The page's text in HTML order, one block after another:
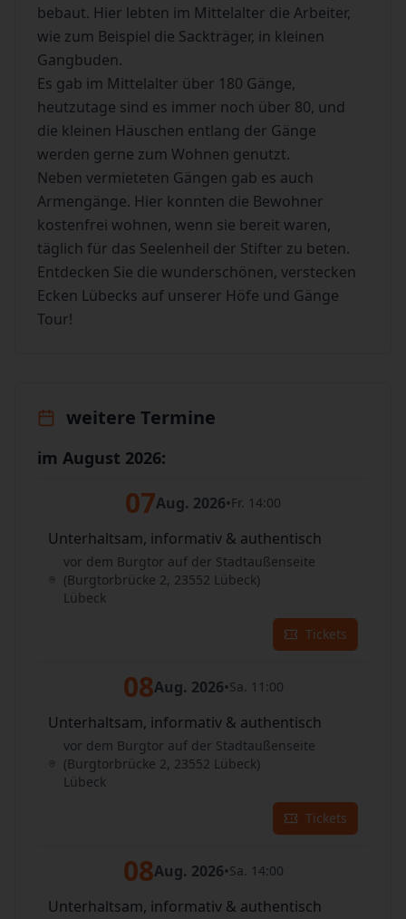
bebaut. Hier lebten im Mittelalter die Arbeiter,
wie zum Beispiel die Sackträger, in kleinen
Gangbuden.
Es gab im Mittelalter über 180 Gänge,
heutzutage sind es immer noch über 80, und
die kleinen Häuschen entlang der Gänge
werden gerne zum Wohnen genutzt.
Neben vermieteten Gängen gab es auch
Armengänge. Hier konnten die Bewohner
kostenfrei wohnen, wenn sie bereit waren,
täglich für das Seelenheil der Stifter zu beten.
Entdecken Sie die wunderschönen, verstecken
Ecken Lübecks auf unserer Höfe und Gänge
Tour!
weitere Termine
im August 2026:
07Aug. 2026•Fr. 14:00
Unterhaltsam, informativ & authentisch
vor dem Burgtor auf der Stadtaußenseite
(Burgtorbrücke 2, 23552 Lübeck)
Lübeck
Tickets
08Aug. 2026•Sa. 11:00
Unterhaltsam, informativ & authentisch
vor dem Burgtor auf der Stadtaußenseite
(Burgtorbrücke 2, 23552 Lübeck)
Lübeck
Tickets
08Aug. 2026•Sa. 14:00
Unterhaltsam, informativ & authentisch